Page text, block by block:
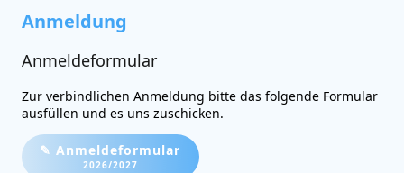
Anmeldung
Anmeldeformular
Zur verbindlichen Anmeldung bitte das folgende Formular
ausfüllen und es uns zuschicken.
✎ Anmeldeformular
2026/2027